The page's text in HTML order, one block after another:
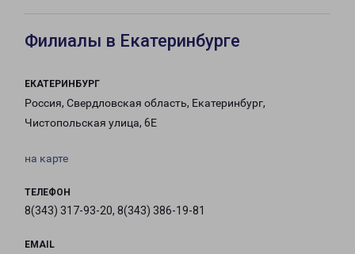
Филиалы в Екатеринбурге
ЕКАТЕРИНБУРГ
Россия, Свердловская область, Екатеринбург,
Чистопольская улица, 6Е
на карте
ТЕЛЕФОН
8(343) 317-93-20, 8(343) 386-19-81
EMAIL